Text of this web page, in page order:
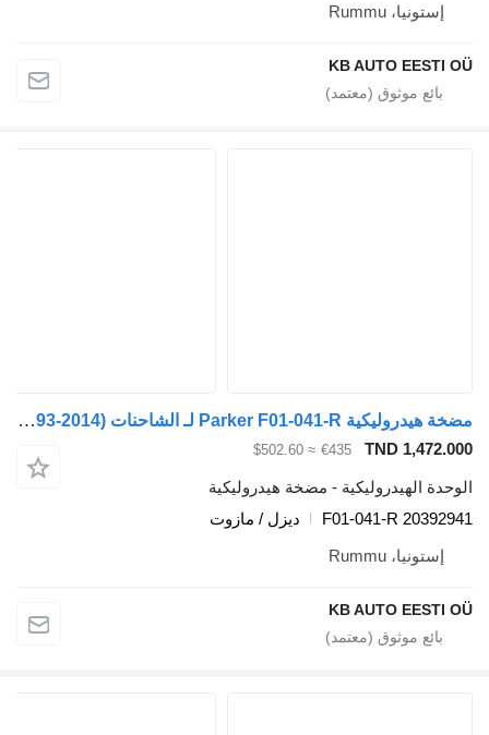
إستونيا، Rummu
KB AUTO EESTI OÜ
مضخة هيدروليكية Parker F01-041-R لـ الشاحنات Volvo FH12, FH16, NH12, FH, VNL780 (1993-2014)
TND 1,472.000
€435
≈ $502.60
الوحدة الهيدروليكية - مضخة هيدروليكية
F01-041-R 20392941
ديزل / مازوت
إستونيا، Rummu
KB AUTO EESTI OÜ